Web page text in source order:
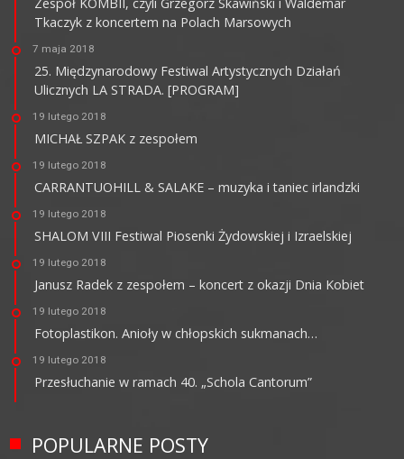
Tkaczyk z koncertem na Polach Marsowych
7 maja 2018
25. Międzynarodowy Festiwal Artystycznych Działań
Ulicznych LA STRADA. [PROGRAM]
19 lutego 2018
MICHAŁ SZPAK z zespołem
19 lutego 2018
CARRANTUOHILL & SALAKE – muzyka i taniec irlandzki
19 lutego 2018
SHALOM VIII Festiwal Piosenki Żydowskiej i Izraelskiej
19 lutego 2018
Janusz Radek z zespołem – koncert z okazji Dnia Kobiet
19 lutego 2018
Fotoplastikon. Anioły w chłopskich sukmanach…
19 lutego 2018
Przesłuchanie w ramach 40. „Schola Cantorum”
POPULARNE POSTY